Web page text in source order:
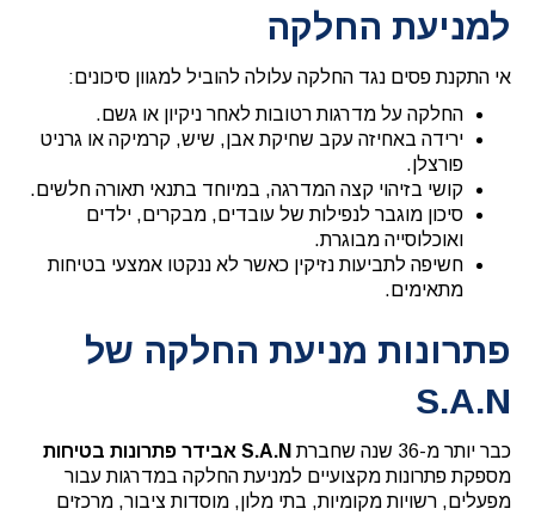
למניעת החלקה
אי התקנת פסים נגד החלקה עלולה להוביל למגוון סיכונים:
החלקה על מדרגות רטובות לאחר ניקיון או גשם.
ירידה באחיזה עקב שחיקת אבן, שיש, קרמיקה או גרניט
פורצלן.
קושי בזיהוי קצה המדרגה, במיוחד בתנאי תאורה חלשים.
סיכון מוגבר לנפילות של עובדים, מבקרים, ילדים
ואוכלוסייה מבוגרת.
חשיפה לתביעות נזיקין כאשר לא ננקטו אמצעי בטיחות
מתאימים.
פתרונות מניעת החלקה של
S.A.N
כבר יותר מ-36 שנה שחברת
S.A.N אבידר פתרונות בטיחות
מספקת פתרונות מקצועיים למניעת החלקה במדרגות עבור
מפעלים, רשויות מקומיות, בתי מלון, מוסדות ציבור, מרכזים